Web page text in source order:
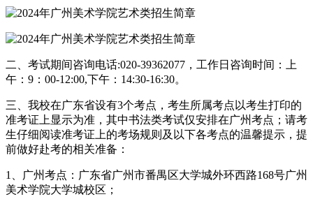
二、考试期间咨询电话:020-39362077，工作日咨询时间：上
午：9：00-12:00,下午：14:30-16:30。
三、我校在广东省设有3个考点，考生所属考点以考生打印的
准考证上显示为准，其中书法类考试仅安排在广州考点；请考
生仔细阅读准考证上的考场规则及以下各考点的温馨提示，提
前做好赴考的相关准备：
1、广州考点：广东省广州市番禺区大学城外环西路168号广州
美术学院大学城校区；